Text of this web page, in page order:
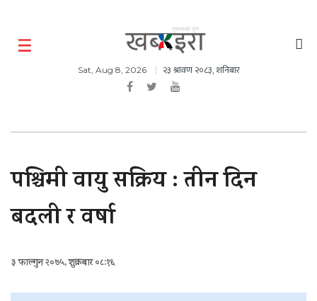
Sat, Aug 8, 2026 २३ श्रावण २०८३, शनिबार
पश्चिमी वायु सक्रिय : तीन दिन
बदली र वर्षा
३ फाल्गुन २०७५, शुक्रबार ०८:१६